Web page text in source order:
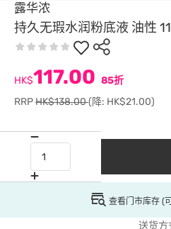
露华浓
持久无瑕水润粉底液 油性
HK$117.00 85折
RRPHK$138.00(降: HK$21.00)
查看门市库存 (
送货方